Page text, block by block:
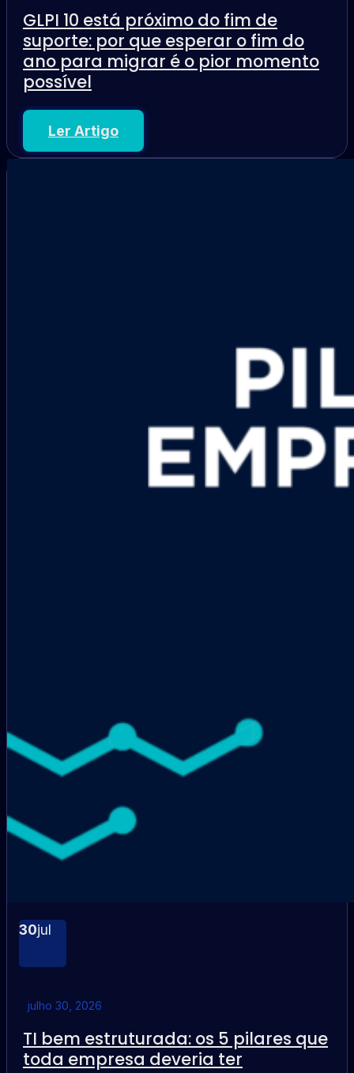
GLPI 10 está próximo do fim de
suporte: por que esperar o fim do
ano para migrar é o pior momento
possível
Ler Artigo
30jul
julho 30, 2026
TI bem estruturada: os 5 pilares que
toda empresa deveria ter